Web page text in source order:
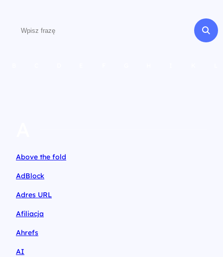
Above the fold
AdBlock
Adres URL
Afiliacja
Ahrefs
AI